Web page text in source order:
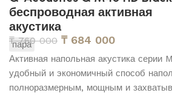
беспроводная активная
акустика
₸760 000 ₸684 000
пара
Активная напольная акустика серии
удобный и экономичный способ
полноразмерным, мощным и